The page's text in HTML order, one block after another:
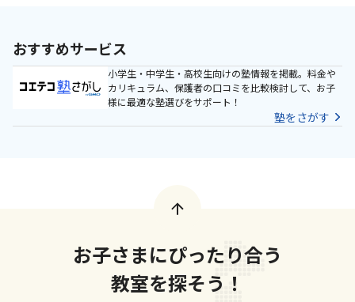
おすすめサービス
小学生・中学生・高校生向けの塾情報を掲載。料金や
カリキュラム、保護者の口コミを比較検討して、お子
様に最適な塾選びをサポート！
塾をさがす
お子さまにぴったり合う
教室を探そう！